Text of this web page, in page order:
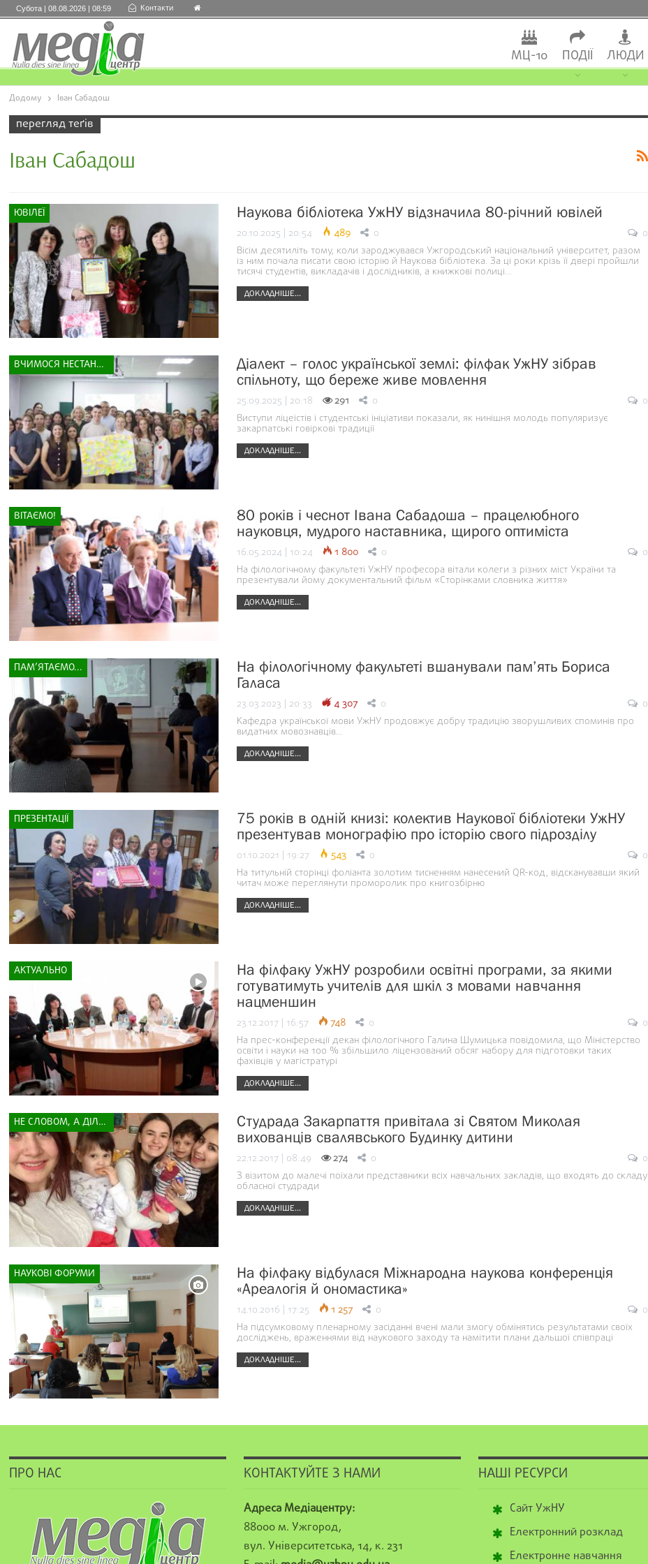
Субота | 08.08.2026 | 08:59 Контакти
МЦ-10 ПОДІЇ ЛЮДИ
Додому Іван Сабадош
перегляд теґів
Іван Сабадош
ЮВІЛЕЇ Наукова бібліотека УжНУ відзначила 80-річний ювілей
20.10.2025 | 20:54 489 0
0
Вісім десятиліть тому, коли зароджувався Ужгородський національний університет, разом
із ним почала писати свою історію й Наукова бібліотека. За ці роки крізь її двері пройшли
тисячі студентів, викладачів і дослідників, а книжкові полиці…
ДОКЛАДНІШЕ...
ВЧИМОСЯ НЕСТАНДАРТНО
Діалект – голос української землі: філфак УжНУ зібрав
спільноту, що береже живе мовлення
25.09.2025 | 20:18 291 0
0
Виступи ліцеїстів і студентські ініціативи показали, як нинішня молодь популяризує
закарпатські говіркові традиції
ДОКЛАДНІШЕ...
ВІТАЄМО!
80 років і чеснот Івана Сабадоша – працелюбного
науковця, мудрого наставника, щирого оптиміста
16.05.2024 | 10:24 1 800 0
0
На філологічному факультеті УжНУ професора вітали колеги з різних міст України та
презентували йому документальний фільм «Сторінками словника життя»
ДОКЛАДНІШЕ...
ПАМ’ЯТАЄМО...
На філологічному факультеті вшанували пам’ять Бориса
Галаса
23.03.2023 | 20:33 4 307 0
0
Кафедра української мови УжНУ продовжує добру традицію зворушливих споминів про
видатних мовознавців...
ДОКЛАДНІШЕ...
ПРЕЗЕНТАЦІЇ
75 років в одній книзі: колектив Наукової бібліотеки УжНУ
презентував монографію про історію свого підрозділу
01.10.2021 | 19:27 543 0
0
На титульній сторінці фоліанта золотим тисненням нанесений QR-код, відсканувавши який
читач може переглянути проморолик про книгозбірню
ДОКЛАДНІШЕ...
АКТУАЛЬНО
На філфаку УжНУ розробили освітні програми, за якими
готуватимуть учителів для шкіл з мовами навчання
нацменшин
23.12.2017 | 16:57 748 0
0
На прес-конференції декан філологічного Галина Шумицька повідомила, що Міністерство
освіти і науки на 100 % збільшило ліцензований обсяг набору для підготовки таких
фахівців у магістратурі
ДОКЛАДНІШЕ...
НЕ СЛОВОМ, А ДІЛОМ
Студрада Закарпаття привітала зі Святом Миколая
вихованців свалявського Будинку дитини
22.12.2017 | 08:49 274 0
0
З візитом до малечі поїхали представники всіх навчальних закладів, що входять до складу
обласної студради
ДОКЛАДНІШЕ...
НАУКОВІ ФОРУМИ
На філфаку відбулася Міжнародна наукова конференція
«Ареалогія й ономастика»
14.10.2016 | 17:25 1 257 0
0
На підсумковому пленарному засіданні вчені мали змогу обмінятись результатами своїх
досліджень, враженнями від наукового заходу та намітити плани дальшої співпраці
ДОКЛАДНІШЕ...
ПРО НАС КОНТАКТУЙТЕ З НАМИ
Адреса Медіацентру:
88000 м. Ужгород,
вул. Університетська, 14, к. 231
НАШІ РЕСУРСИ
Сайт УжНУ
Електронний розклад
Електронне навчання